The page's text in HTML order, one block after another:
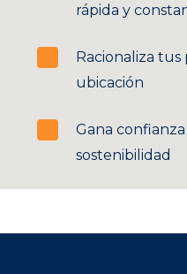
rápida y
Racionaliza tus
ubicación
Gana
sostenibilidad